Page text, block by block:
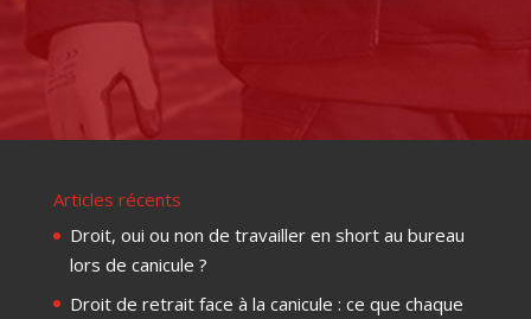
Articles récents
Droit, oui ou non de travailler en short au bureau
lors de canicule ?
Droit de retrait face à la canicule : ce que chaque